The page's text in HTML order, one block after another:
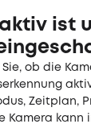
ist
ob die
Zeitplan,
Kamera kann